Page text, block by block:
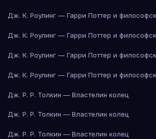
Дж. К. Роулинг — Гарри Поттер и
Дж. К. Роулинг — Гарри Поттер и
Дж. К. Роулинг — Гарри Поттер и
Дж. К. Роулинг — Гарри Поттер и
Дж. Р. Р. Толкин — Властелин колец
Дж. Р. Р. Толкин — Властелин колец
Дж. Р. Р. Толкин — Властелин колец